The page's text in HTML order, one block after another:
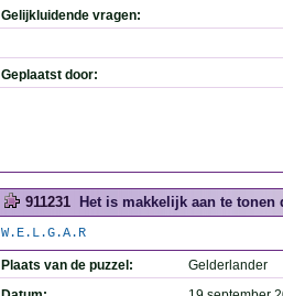
Gelijkluidende vragen:
Geplaatst door:
911231 Het is makkelijk aan te
W.E.L.G.A.R
Plaats van de puzzel:
Gelderlander